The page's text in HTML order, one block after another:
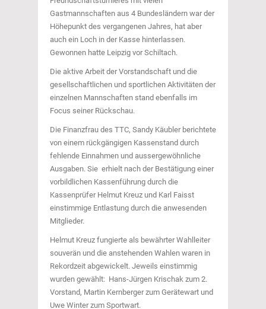
Gastmannschaften aus 4 Bundesländern war der
Höhepunkt des vergangenen Jahres, hat aber
auch ein Loch in der Kasse hinterlassen.
Gewonnen hatte Leipzig vor Schiltach.
Die aktive Arbeit der Vorstandschaft und die
gesellschaftlichen und sportlichen Aktivitäten der
einzelnen Mannschaften stand ebenfalls im
Focus seiner Rückschau.
Die Finanzfrau des TTC, Sandy Käubler berichtete
von einem rückgängigen Kassenstand durch
fehlende Einnahmen und aussergewöhnliche
Ausgaben. Sie erhielt nach der Bestätigung einer
vorbildlichen Kassenführung durch die
Kassenprüfer Helmut Kreuz und Karl Faisst
einstimmige Entlastung durch die anwesenden
Mitglieder.
Helmut Kreuz fungierte als bewährter Wahlleiter
souverän und die anstehenden Wahlen waren in
Rekordzeit abgewickelt. Jeweils einstimmig
wurden gewählt: Hans-Jürgen Krischak zum 2.
Vorstand, Martin Kernberger zum Gerätewart und
Uwe Winter zum Sportwart.